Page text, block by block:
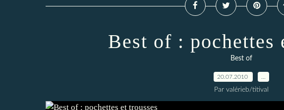
Best of : pochettes
Best of
20.07.2010
Par valérieb/titival